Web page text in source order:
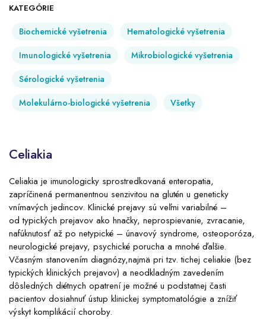
KATEGÓRIE
Biochemické vyšetrenia
Hematologické vyšetrenia
Imunologické vyšetrenia
Mikrobiologické vyšetrenia
Sérologické vyšetrenia
Molekulárno-biologické vyšetrenia
Všetky
Celiakia
Celiakia je imunologicky sprostredkovaná enteropatia,
zapríčinená permanentnou senzivitou na glutén u geneticky
vnímavých jedincov. Klinické prejavy sú veľmi variabilné –
od typických prejavov ako hnačky, neprospievanie, zvracanie,
nafúknutosť až po netypické – únavový syndrome, osteoporóza,
neurologické prejavy, psychické porucha a mnohé ďalšie.
Včasným stanovením diagnózy,najmä pri tzv. tichej celiakie (bez
typických klinických prejavov) a neodkladným zavedením
dôsledných diétnych opatrení je možné u podstatnej časti
pacientov dosiahnuť ústup klinickej symptomatológie a znížiť
výskyt komplikácií choroby.